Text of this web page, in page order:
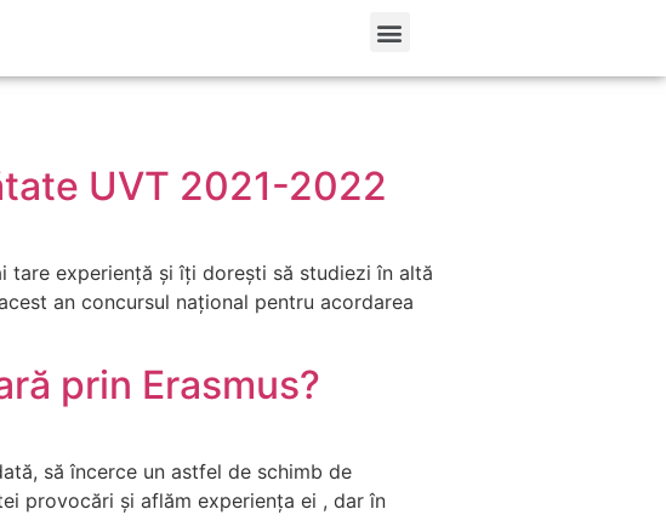
UVT 2021-2022
tare experiență și îți dorești să studiezi în altă
an concursul național pentru acordarea
prin Erasmus?
să încerce un astfel de schimb de
provocări și aflăm experiența ei , dar în